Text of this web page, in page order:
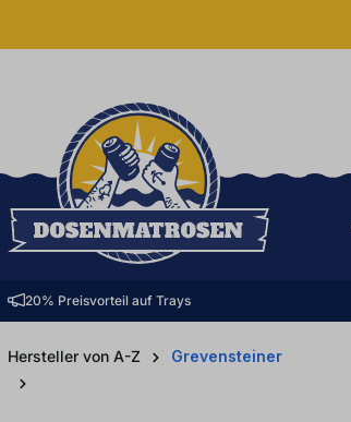
20% Preisvorteil auf Trays
Hersteller von A-Z Grevensteiner